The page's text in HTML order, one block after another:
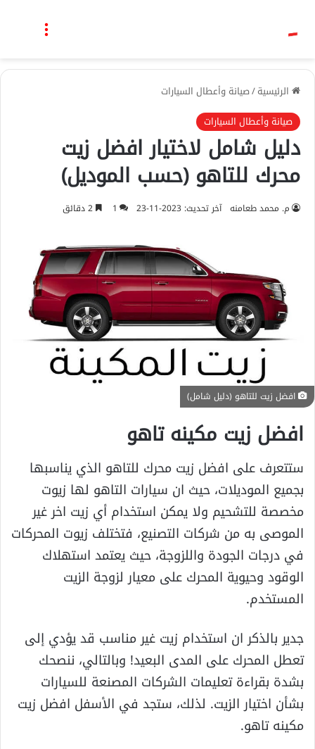
بحث عن
الرئيسية/صيانة وأعطال السيارات
صيانة وأعطال السيارات
دليل شامل لاختيار افضل زيت
محرك للتاهو (حسب الموديل)
م. محمد طعامنه آخر تحديث: 2023-11-23 1
افضل زيت للتاهو (دليل شامل)
افضل زيت مكينه تاهو
ستتعرف على افضل زيت محرك للتاهو الذي يناسبها
بجميع الموديلات، حيث ان سيارات التاهو لها زيوت
مخصصة للتشحيم ولا يمكن استخدام أي زيت اخر غير
الموصى به من شركات التصنيع، فتختلف زيوت المحركات
في درجات الجودة واللزوجة، حيث يعتمد استهلاك
الوقود وحيوية المحرك على معيار لزوجة الزيت
المستخدم.
جدير بالذكر ان استخدام زيت غير مناسب قد يؤدي إلى
تعطل المحرك على المدى البعيد! وبالتالي، ننصحك
بشدة بقراءة تعليمات الشركات المصنعة للسيارات
بشأن اختيار الزيت. لذلك، ستجد في الأسفل افضل زيت
مكينه تاهو.